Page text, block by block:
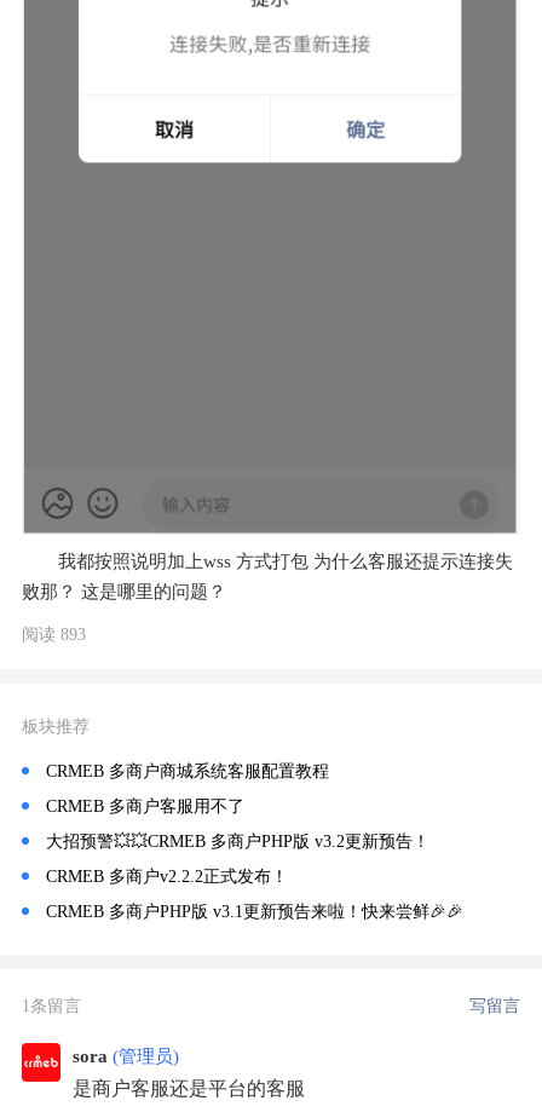
我都按照说明加上wss 方式打包 为什么客服还提示连接失
败那？ 这是哪里的问题？
阅读 893
板块推荐
CRMEB 多商户商城系统客服配置教程
CRMEB 多商户客服用不了
大招预警💥💥CRMEB 多商户PHP版 v3.2更新预告！
CRMEB 多商户v2.2.2正式发布！
CRMEB 多商户PHP版 v3.1更新预告来啦！快来尝鲜🎉🎉
1条留言 写留言
sora (管理员)
是商户客服还是平台的客服